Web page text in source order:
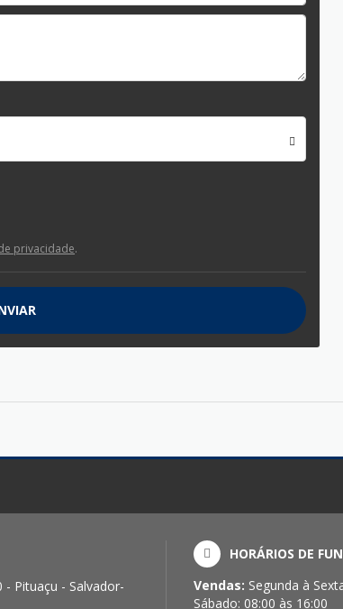
privacidade.
- Pituaçu - Salvador-
HORÁRIOS DE
Vendas: Segunda à
Sábado: 08:00 às 16:00